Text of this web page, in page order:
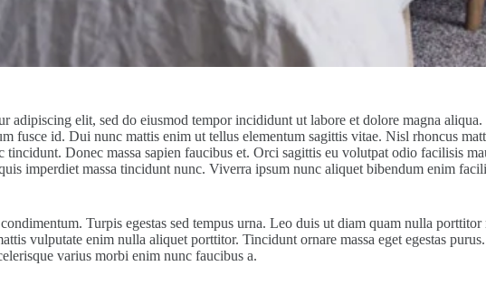
adipiscing elit, sed do eiusmod tempor incididunt ut labore et dolore magna
fusce id. Dui nunc mattis enim ut tellus elementum sagittis vitae. Nisl rhoncus
tincidunt. Donec massa sapien faucibus et. Orci sagittis eu volutpat odio facilisis
imperdiet massa tincidunt nunc. Viverra ipsum nunc aliquet bibendum enim
Turpis egestas sed tempus urna. Leo duis ut diam quam nulla
vulputate enim nulla aliquet porttitor. Tincidunt ornare massa eget egestas
varius morbi enim nunc faucibus a.